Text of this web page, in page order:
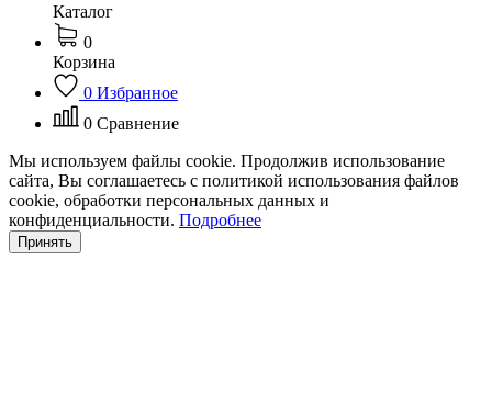
Каталог
0
Корзина
0 Избранное
0 Сравнение
Мы используем файлы cookie. Продолжив использование
сайта, Вы соглашаетесь с политикой использования файлов
cookie, обработки персональных данных и
конфиденциальности. Подробнее
Принять